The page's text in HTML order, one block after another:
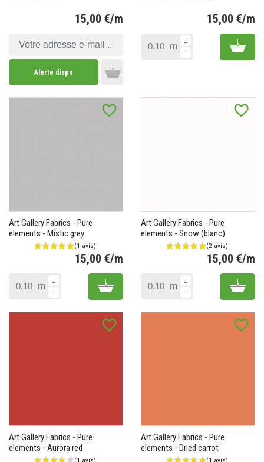
15,00 €/m
Alerte dispo
15,00 €/m
m Add
favorite_border
Art Gallery Fabrics - Pure
elements - Mistic grey
15,00 €/m
m Add to cart
favorite_border
Art Gallery Fabrics - Pure
elements - Snow (blanc)
15,00 €/m
m Add
favorite_border
Art Gallery Fabrics - Pure
elements - Aurora red
favorite_border
Art Gallery Fabrics - Pure
elements - Dried carrot